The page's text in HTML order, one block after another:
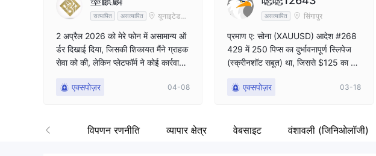
सत्यापित असत्यापित
यूनाइटेड
2 अप्रैल 2026 को मेरे फोन में असामान्य ऑ
र्डर दिखाई दिया, जिसकी शिकायत मैंने ग्राहक
सेवा को की, लेकिन प्लेटफॉर्म ने कोई कार्रवाई
स बजे एक ईमेल भेजकर कहा गया कि खाता
बूत चित्र के रूप में मौजूद है
एक्सपोज़र 04-08
असत्यापित सिंगापुर
प्रमाण ए: सोना (XAUUSD) आदेश #268
429​ में 250 पिप्स का दुर्भावनापूर्ण स्लिपेज​
(स्क्रीनशॉट सबूत) था, जिससे $125 का अ
ना किया। उनका जवाब? वे \"सीमित चक्र\"
र दिया। एक ऐसा प्लेटफॉर्म जो दो साल पुराने
एक्सपोज़र 03-18
पर्यावरण विपणन रणनीति व्यापार क्षेत्र वेबसाइट वंशावली (जिनिओलॉजी)